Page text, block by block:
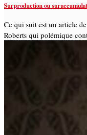
Surproduction ou
Ce qui suit est un article
Roberts qui polémique